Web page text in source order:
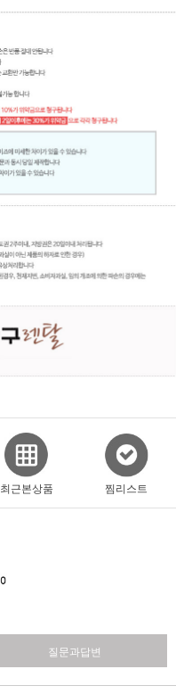
최근본상품 찜리스트
질문과답변